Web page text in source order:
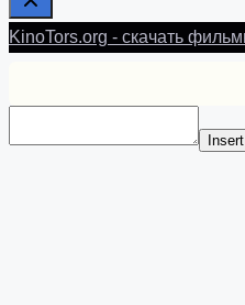
KinoTors.org - скачать
Insert